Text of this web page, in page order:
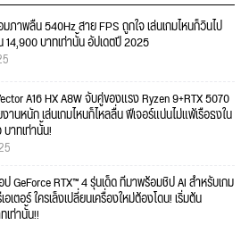
ภาพลื่น 540Hz สาย FPS ถูกใจ เล่นเกมไหนก็วินไป
14,900 บาทเท่านั้น อัปเดตปี 2025
A16 HX A8W จับคู่ของแรง Ryzen 9+RTX 5070
านหนัก เล่นเกมไหนก็ไหลลื่น ฟีเจอร์แน่นไม่แพ้เรือธงใน
าทเท่านั้น!
GeForce RTX™ 4 รุ่นเด็ด ที่มาพร้อมชิป AI สำหรับเกม
อเตอร์ ใครเล็งเปลี่ยนเครื่องใหม่ต้องโดน! เริ่มต้น
ท่านั้น!!